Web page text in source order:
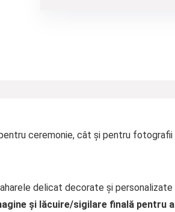
ceremonie, cât și pentru fotografii
delicat decorate și personalizate
și lăcuire/sigilare finală pentru a